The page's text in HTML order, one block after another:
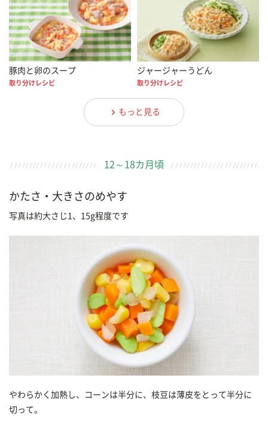
豚肉と卵のスープ
取り分けレシピ
ジャージャーうどん
取り分けレシピ
もっと見る
12～18カ月頃
かたさ・大きさのめやす
写真は約大さじ1、15g程度です
やわらかく加熱し、コーンは半分に、枝豆は薄皮をとって半分に
切って。